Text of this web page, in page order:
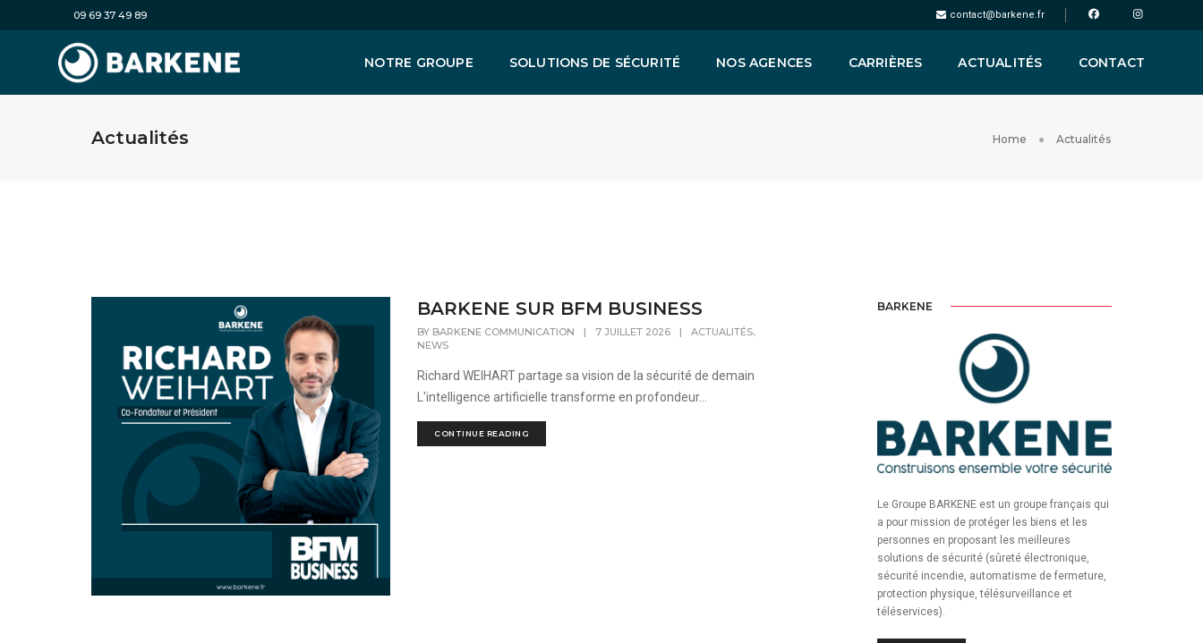
09 69 37 49 89 contact@barkene.fr
NOTRE GROUPE SOLUTIONS DE SÉCURITÉ NOS AGENCES CARRIÈRES ACTUALITÉS CONTACT
Actualités Home Actualités
BARKENE SUR BFM BUSINESS
BY BARKENE COMMUNICATION | 7 JUILLET 2026 | ACTUALITÉS,
NEWS
Richard WEIHART partage sa vision de la sécurité de demain
L'intelligence artificielle transforme en profondeur...
CONTINUE READING
BARKENE
Le Groupe BARKENE est un groupe français qui
a pour mission de protéger les biens et les
personnes en proposant les meilleures
solutions de sécurité (sûreté électronique,
sécurité incendie, automatisme de fermeture,
protection physique, télésurveillance et
téléservices).